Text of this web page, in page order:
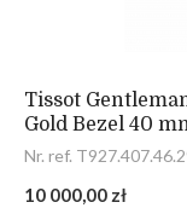
Tissot
Gold Bezel 40
Nr. ref.
10 000,00 zł